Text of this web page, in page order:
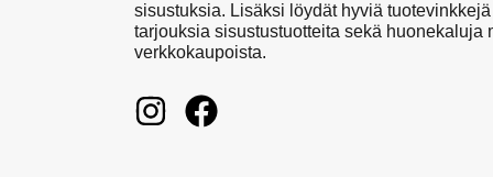
sisustuksia. Lisäksi löydät hyviä tuotevinkkejä
tarjouksia sisustustuotteita sekä huonekaluja
verkkokaupoista.